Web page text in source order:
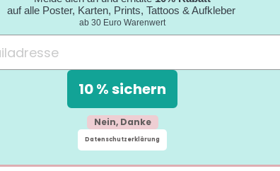
auf alle Poster, Karten, Prints, Tattoos & Aufkleber
ab 30 Euro Warenwert
10 % sichern
Nein, Danke
Datenschutzerklärung